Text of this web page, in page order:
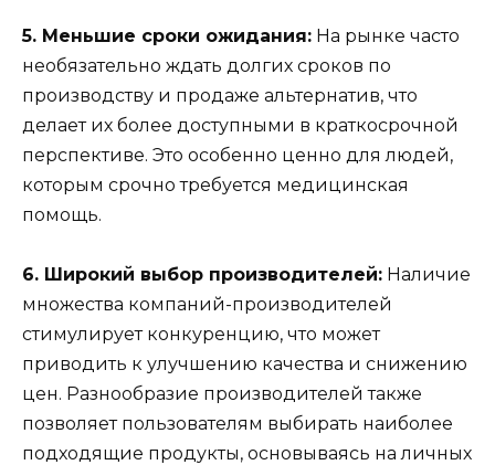
5. Меньшие сроки ожидания: На рынке часто
необязательно ждать долгих сроков по
производству и продаже альтернатив, что
делает их более доступными в краткосрочной
перспективе. Это особенно ценно для людей,
которым срочно требуется медицинская
помощь.
6. Широкий выбор производителей: Наличие
множества компаний-производителей
стимулирует конкуренцию, что может
приводить к улучшению качества и снижению
цен. Разнообразие производителей также
позволяет пользователям выбирать наиболее
подходящие продукты, основываясь на личных